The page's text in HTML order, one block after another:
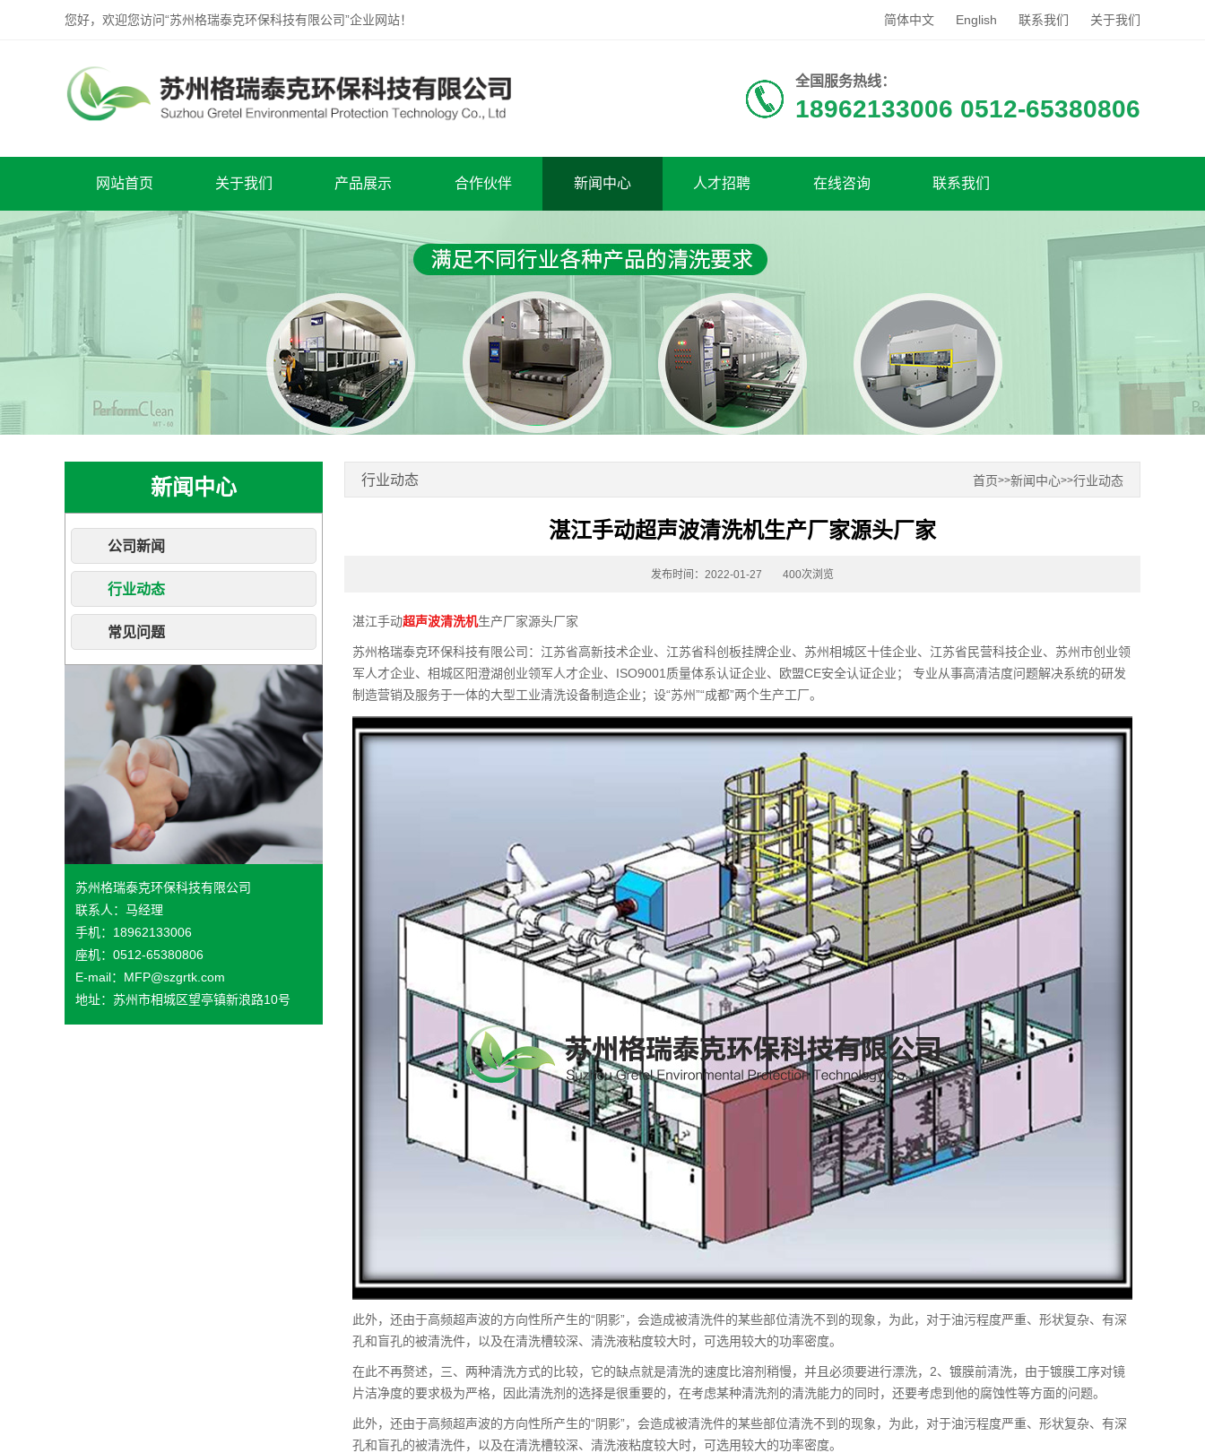
您好，欢迎您访问“苏州格瑞泰克环保科技有限公司”企业网站！ 简体中文 English 联系我们 关于我们
全国服务热线：
18962133006 0512-65380806
网站首页 关于我们 产品展示 合作伙伴 新闻中心 人才招聘 在线咨询 联系我们
新闻中心
公司新闻
行业动态
常见问题
苏州格瑞泰克环保科技有限公司
联系人：马经理
手机：18962133006
座机：0512-65380806
E-mail：MFP@szgrtk.com
地址：苏州市相城区望亭镇新浪路10号
行业动态 首页>>新闻中心>>行业动态
湛江手动超声波清洗机生产厂家源头厂家
发布时间：2022-01-27 400次浏览
湛江手动超声波清洗机生产厂家源头厂家
苏州格瑞泰克环保科技有限公司：江苏省高新技术企业、江苏省科创板挂牌企业、苏州相城区十佳企业、江苏省民营科技企业、苏州市创业领
军人才企业、相城区阳澄湖创业领军人才企业、ISO9001质量体系认证企业、欧盟CE安全认证企业； 专业从事高清洁度问题解决系统的研发
制造营销及服务于一体的大型工业清洗设备制造企业；设“苏州”“成都”两个生产工厂。
此外，还由于高频超声波的方向性所产生的“阴影”，会造成被清洗件的某些部位清洗不到的现象，为此，对于油污程度严重、形状复杂、有深
孔和盲孔的被清洗件，以及在清洗槽较深、清洗液粘度较大时，可选用较大的功率密度。
在此不再赘述，三、两种清洗方式的比较，它的缺点就是清洗的速度比溶剂稍慢，并且必须要进行漂洗，2、镀膜前清洗，由于镀膜工序对镜
片洁净度的要求极为严格，因此清洗剂的选择是很重要的，在考虑某种清洗剂的清洗能力的同时，还要考虑到他的腐蚀性等方面的问题。
此外，还由于高频超声波的方向性所产生的“阴影”，会造成被清洗件的某些部位清洗不到的现象，为此，对于油污程度严重、形状复杂、有深
孔和盲孔的被清洗件，以及在清洗槽较深、清洗液粘度较大时，可选用较大的功率密度。